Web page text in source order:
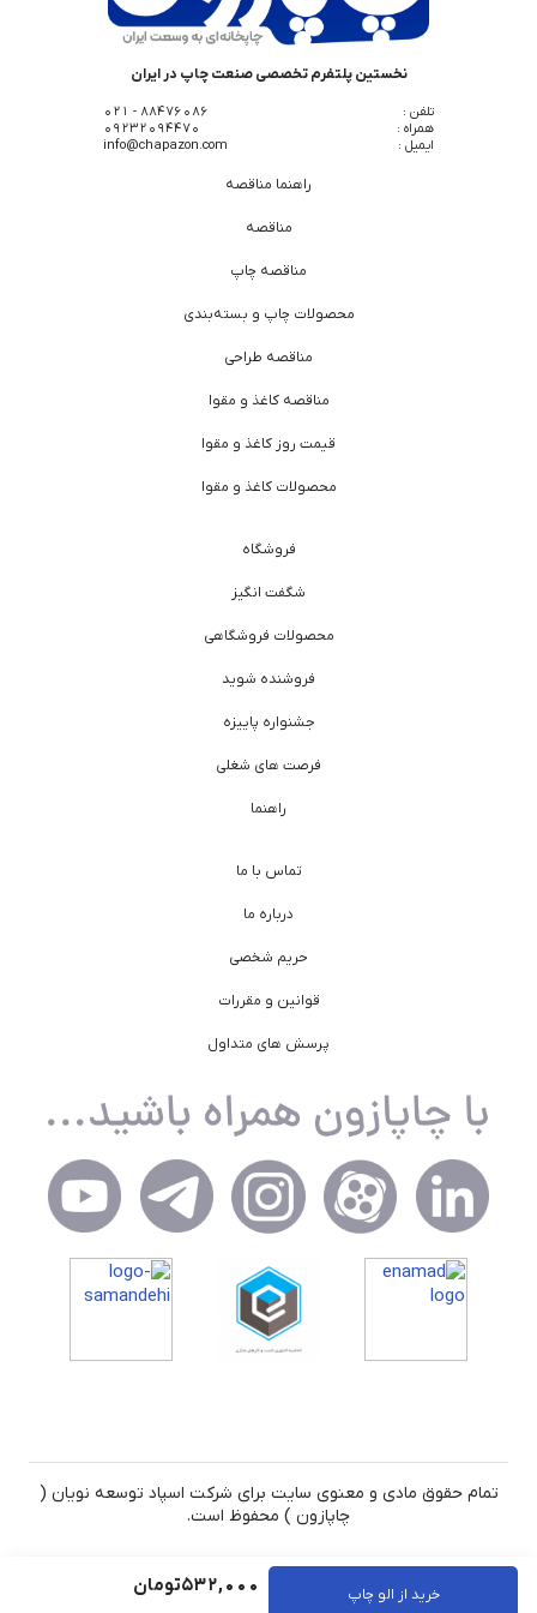
خرید از الو چاپ 532,000تومان
نخستین پلتفرم تخصصی صنعت چاپ در ایران
تلفن :
88476086 - 021
همراه :
09232094470
ایمیل :
info@chapazon.com
راهنما مناقصه
مناقصه
مناقصه چاپ
محصولات چاپ و بسته‌بندی
مناقصه طراحی
مناقصه کاغذ و مقوا
قیمت روز کاغذ و مقوا
محصولات کاغذ و مقوا
فروشگاه
شگفت انگیز
محصولات فروشگاهی
فروشنده شوید
جشنواره پاییزه
فرصت های شغلی
راهنما
تماس با ما
درباره ما
حریم شخصی
قوانین و مقررات
پرسش های متداول
تمام حقوق مادی و معنوی سایت برای شرکت اسپاد توسعه نویان (
چاپازون ) محفوظ است.